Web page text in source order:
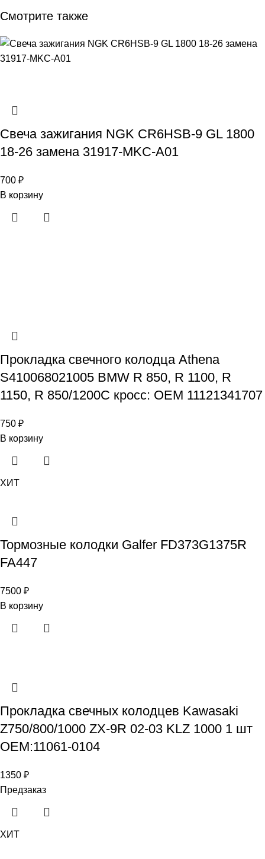
Смотрите также
Свеча зажигания NGK CR6HSB-9 GL 1800
18-26 замена 31917-MKC-A01
700 ₽
В корзину
Прокладка свечного колодца Athena
S410068021005 BMW R 850, R 1100, R
1150, R 850/1200C кросс: OEM 11121341707
750 ₽
В корзину
ХИТ
Тормозные колодки Galfer FD373G1375R
FA447
7500 ₽
В корзину
Прокладка свечных колодцев Kawasaki
Z750/800/1000 ZX-9R 02-03 KLZ 1000 1 шт
OEM:11061-0104
1350 ₽
Предзаказ
ХИТ